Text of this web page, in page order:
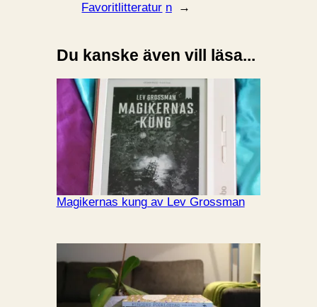
Favoritlitteratur n
→
Du kanske även vill läsa...
Magikernas kung av Lev Grossman